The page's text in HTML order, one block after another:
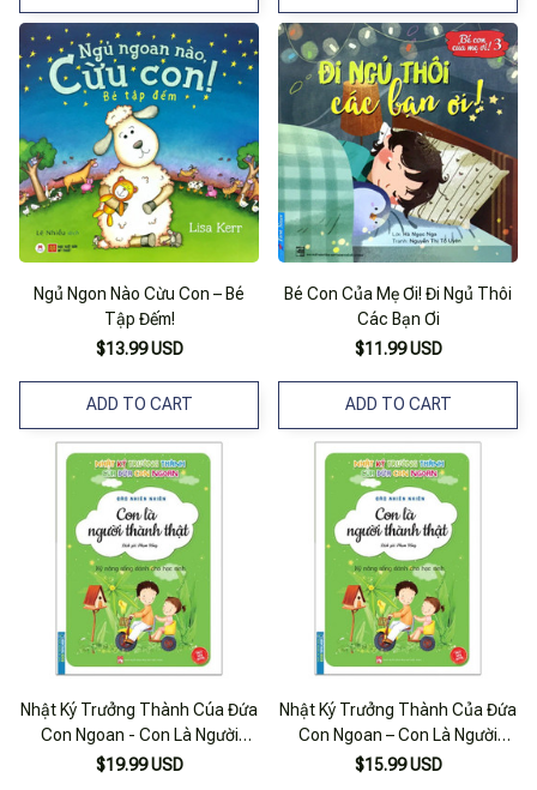
Ngủ Ngon Nào Cừu Con – Bé
Tập Đếm!
$13.99 USD
ADD TO CART
Bé Con Của Mẹ Ơi! Đi Ngủ Thôi
Các Bạn Ơi
$11.99 USD
ADD TO CART
Nhật Ký Trưởng Thành Cúa Đứa
Con Ngoan - Con Là Người
Thành Thật
$19.99 USD
Nhật Ký Trưởng Thành Của Đứa
Con Ngoan – Con Là Người
Thành Thật
$15.99 USD